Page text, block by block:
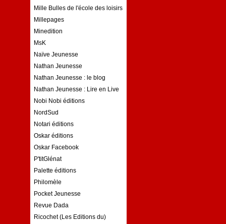
Mille Bulles de l'école des loisirs
Millepages
Minedition
MsK
Naïve Jeunesse
Nathan Jeunesse
Nathan Jeunesse : le blog
Nathan Jeunesse : Lire en Live
Nobi Nobi éditions
NordSud
Notari éditions
Oskar éditions
Oskar Facebook
P'titGlénat
Palette éditions
Philomèle
Pocket Jeunesse
Revue Dada
Ricochet (Les Editions du)